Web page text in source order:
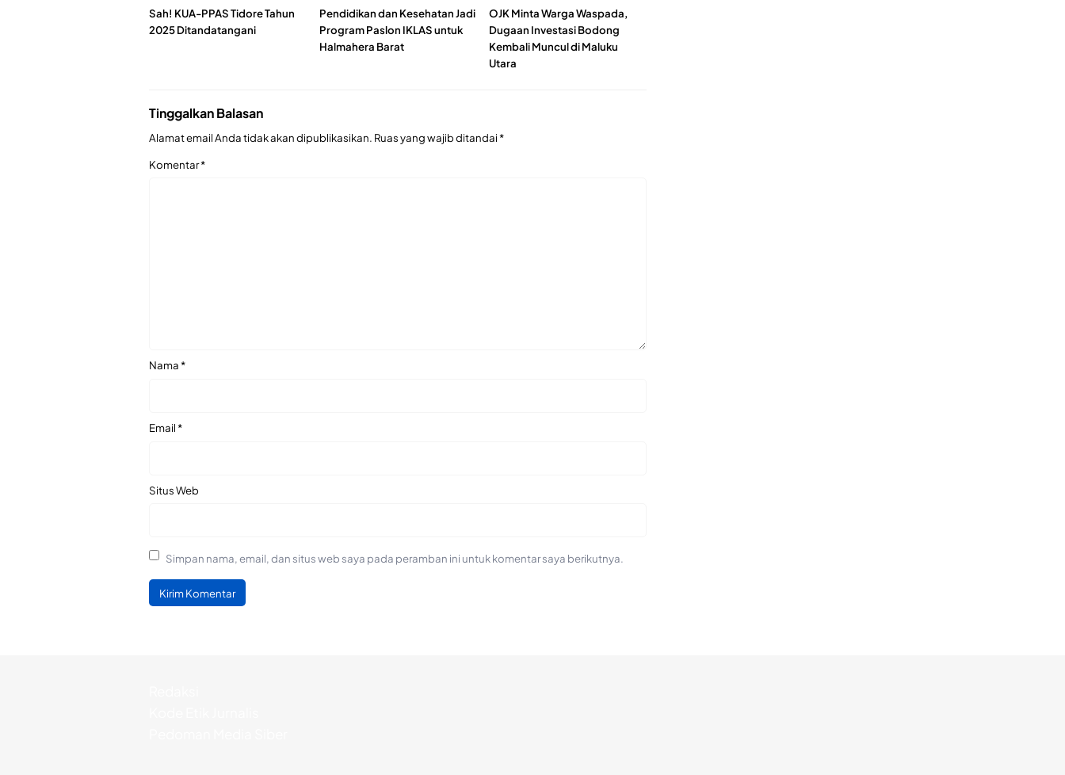
Sah! KUA-PPAS Tidore Tahun
2025 Ditandatangani
Pendidikan dan Kesehatan Jadi
Program Paslon IKLAS untuk
Halmahera Barat
OJK Minta Warga Waspada,
Dugaan Investasi Bodong
Kembali Muncul di Maluku
Utara
Tinggalkan Balasan
Alamat email Anda tidak akan dipublikasikan. Ruas yang wajib ditandai*
Komentar*
Nama*
Email*
Situs Web
Simpan nama, email, dan situs web saya pada peramban ini untuk komentar saya berikutnya.